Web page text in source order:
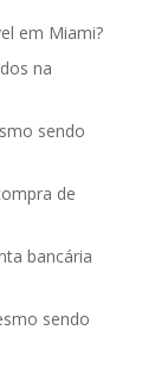
em Miami?
na
sendo
de
bancária
sendo